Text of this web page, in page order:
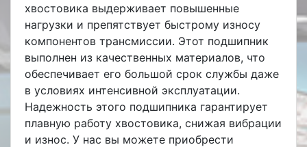
хвостовика выдерживает повышенные
нагрузки и препятствует быстрому износу
компонентов трансмиссии. Этот подшипник
выполнен из качественных материалов, что
обеспечивает его большой срок службы даже
в условиях интенсивной эксплуатации.
Надежность этого подшипника гарантирует
плавную работу хвостовика, снижая вибрации
и износ. У нас вы можете приобрести